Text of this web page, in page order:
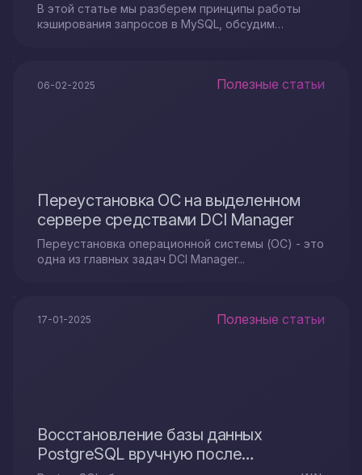
В этой статье мы разберем принципы работы
кэширования запросов в MySQL, обсудим
06-02-2025 Полезные статьи
Переустановка ОС на выделенном
сервере средствами DCI Manager
Переустановка операционной системы (ОС) - это
одна из главных задач DCI Manager...
17-01-2025 Полезные статьи
Восстановление базы данных
PostgreSQL вручную после